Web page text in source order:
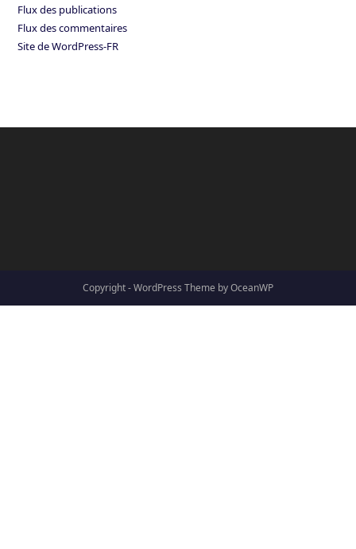
Flux des publications
Flux des commentaires
Site de WordPress-FR
Copyright - WordPress Theme by OceanWP